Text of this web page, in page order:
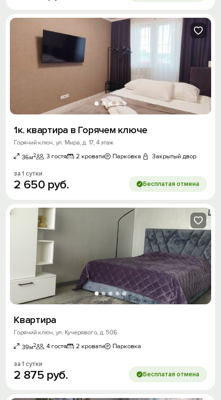
1к. квартира в Горячем ключе
Горячий ключ, ул. Мира, д. 17, 4 этаж
36м2 3 гостя 2 кровати Парковка Закрытый двор
за 1 сутки
2 650 руб. Бесплатая отмена
Квартира
Горячий ключ, ул. Кучерявого, д. 50Б
39м2 4 гостя 2 кровати Парковка
за 1 сутки
2 875 руб. Бесплатая отмена